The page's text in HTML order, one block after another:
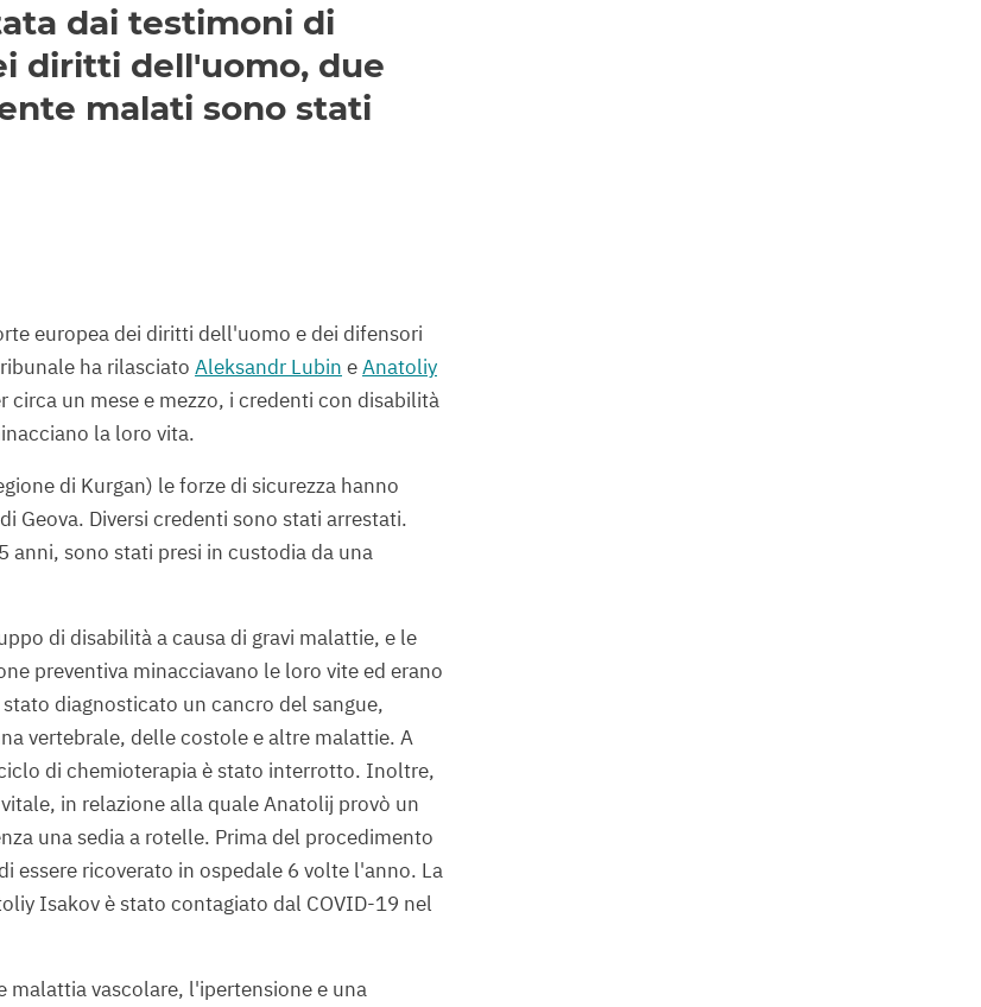
dai testimoni di
diritti dell'uomo, due
malati sono stati
europea dei diritti dell'uomo e dei difensori
ha rilasciato Aleksandr Lubin eAnatoliy
circa un mese e mezzo, i credenti con disabilità
la loro vita.
di Kurgan) le forze di sicurezza hanno
Geova. Diversi credenti sono stati arrestati.
anni, sono stati presi in custodia da una
di disabilità a causa di gravi malattie, e le
preventiva minacciavano le loro vite ed erano
diagnosticato un cancro del sangue,
vertebrale, delle costole e altre malattie. A
di chemioterapia è stato interrotto. Inoltre,
in relazione alla quale Anatolij provò un
una sedia a rotelle. Prima del procedimento
essere ricoverato in ospedale 6 volte l'anno. La
Isakov è stato contagiato dal COVID-19 nel
malattia vascolare, l'ipertensione e una